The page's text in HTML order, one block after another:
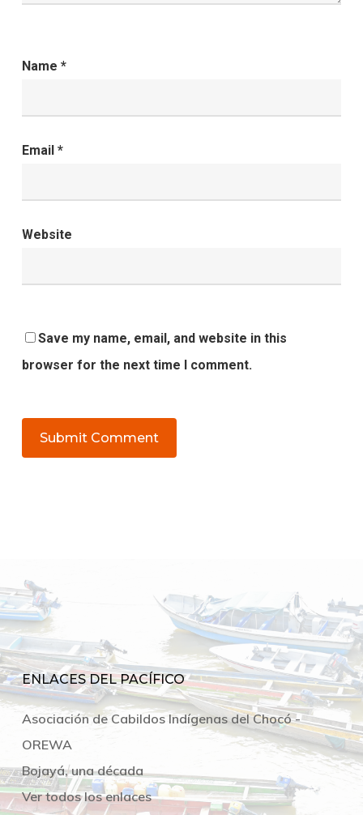
Name *
Email *
Website
Save my name, email, and website in this
browser for the next time I comment.
ENLACES DEL PACÍFICO
Asociación de Cabildos Indígenas del Chocó -
OREWA
Bojayá, una década
Ver todos los enlaces